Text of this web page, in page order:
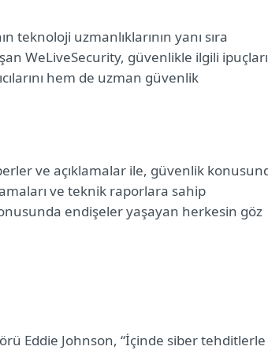
teknoloji uzmanlıklarının yanı sıra
WeLiveSecurity, güvenlikle ilgili ipuçları
hem de uzman güvenlik
ve açıklamalar ile, güvenlik
ve teknik raporlara sahip
endişeler yaşayan herkesin göz
Eddie Johnson, “İçinde siber tehditlerle